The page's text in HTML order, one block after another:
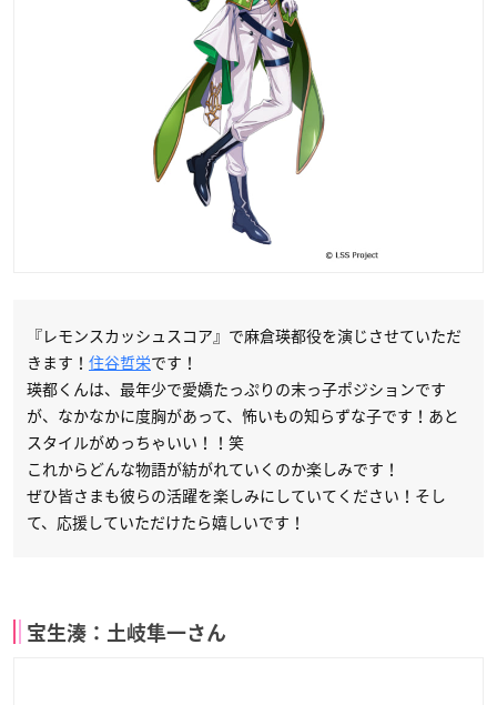
『レモンスカッシュスコア』で麻倉瑛都役を演じさせていただ
きます！ 住谷哲栄です！
瑛都くんは、最年少で愛嬌たっぷりの末っ子ポジションです
が、なかなかに度胸があって、怖いもの知らずな子です！あと
スタイルがめっちゃいい！！笑
これからどんな物語が紡がれていくのか楽しみです！
ぜひ皆さまも彼らの活躍を楽しみにしていてください！そし
て、応援していただけたら嬉しいです！
宝生湊：土岐隼一さん